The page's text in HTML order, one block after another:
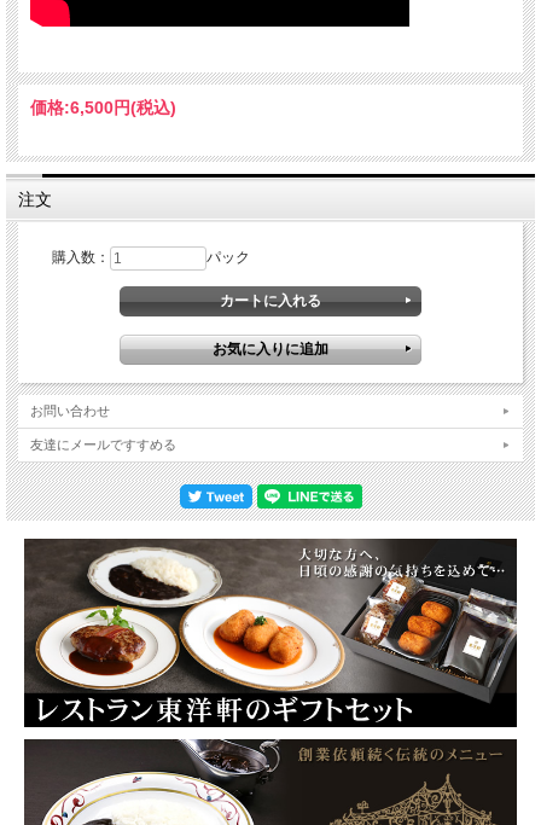
価格:6,500円(税込)
注文
購入数： パック
お問い合わせ
友達にメールですすめる